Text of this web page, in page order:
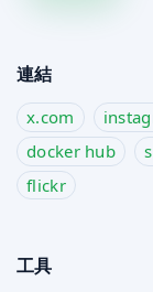
連結
x.com
docker hub
flickr
工具